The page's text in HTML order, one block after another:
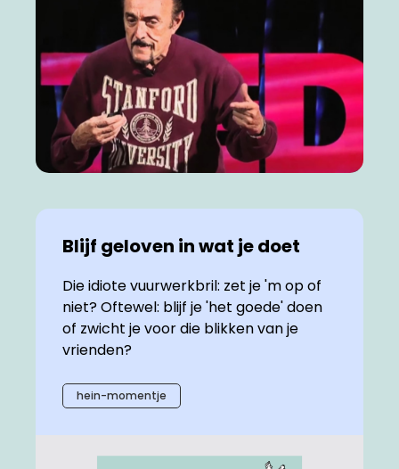
Blijf geloven in wat je doet
Die idiote vuurwerkbril: zet je 'm op of
niet? Oftewel: blijf je 'het goede' doen
of zwicht je voor die blikken van je
vrienden?
hein-momentje